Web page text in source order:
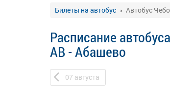
Билеты на автобус Автобус
Расписание
АВ - Абашево
07 августа